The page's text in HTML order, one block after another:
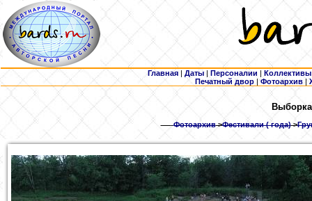
Главная | Даты | Персоналии | Коллективы
Печатный двор |Фотоархив |
Фотоархив>Фестивали ( года)>